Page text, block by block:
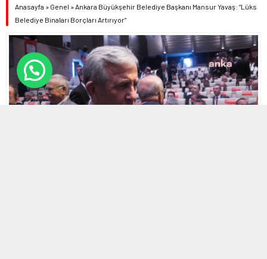
Anasayfa » Genel »Ankara Büyükşehir Belediye Başkanı Mansur Yavaş: “Lüks
Belediye Binaları Borçları Artırıyor”